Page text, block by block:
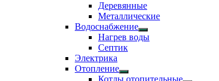
Деревянные
Металлические
Водоснабжение
Показать
подменю
Нагрев воды
Септик
Электрика
Отопление
Показать